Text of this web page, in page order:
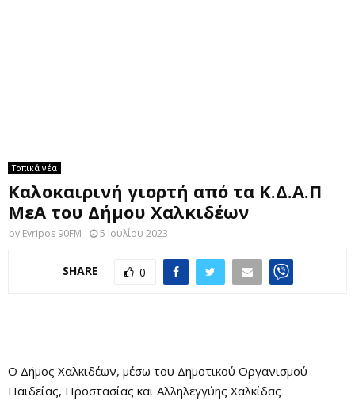
Τοπικά νέα
Καλοκαιρινή γιορτή από τα Κ.Δ.Α.Π
ΜεΑ του Δήμου Χαλκιδέων
by Evripos 90FM 5 Ιουλίου 2023
SHARE 0
Ο Δήμος Χαλκιδέων, μέσω του Δημοτικού Οργανισμού
Παιδείας, Προστασίας και Αλληλεγγύης Χαλκίδας